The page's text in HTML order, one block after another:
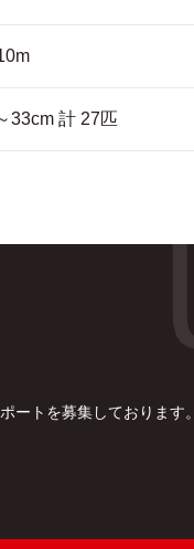
33cm 計 27匹
ートを募集しております。